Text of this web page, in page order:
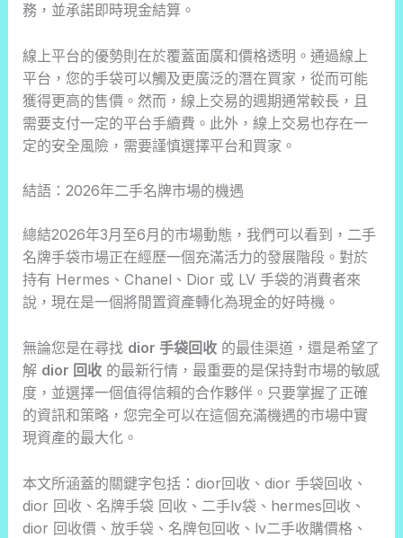
務，並承諾即時現金結算。
線上平台的優勢則在於覆蓋面廣和價格透明。通過線上
平台，您的手袋可以觸及更廣泛的潛在買家，從而可能
獲得更高的售價。然而，線上交易的週期通常較長，且
需要支付一定的平台手續費。此外，線上交易也存在一
定的安全風險，需要謹慎選擇平台和買家。
結語：2026年二手名牌市場的機遇
總結2026年3月至6月的市場動態，我們可以看到，二手
名牌手袋市場正在經歷一個充滿活力的發展階段。對於
持有 Hermes、Chanel、Dior 或 LV 手袋的消費者來
說，現在是一個將閒置資產轉化為現金的好時機。
無論您是在尋找 dior 手袋回收的最佳渠道，還是希望了
解 dior 回收的最新行情，最重要的是保持對市場的敏感
度，並選擇一個值得信賴的合作夥伴。只要掌握了正確
的資訊和策略，您完全可以在這個充滿機遇的市場中實
現資產的最大化。
本文所涵蓋的關鍵字包括：dior回收、dior 手袋回收、
dior 回收、名牌手袋 回收、二手lv袋、hermes回收、
dior 回收價、放手袋、名牌包回收、lv二手收購價格、